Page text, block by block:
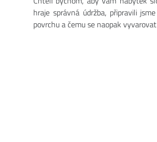
hraje správná údržba, připravili
povrchu a čemu se naopak